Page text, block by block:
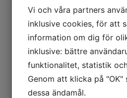
Sedan 1970 har släktföreningen
placerat i Eskilstuna stadsarkiv
släktarkiv omsorgsfullt och utan
att det blev just Eskilstuna var
ordföranden Elias bodde i
kontakter med kommunen.
Med tiden har arkivet tillförts
består nu av sex delar:
Vi och våra partners
inklusive cookies, för att
information om dig för
inklusive: bättre
funktionalitet, statistik
Genom att klicka på
dessa ändamål.